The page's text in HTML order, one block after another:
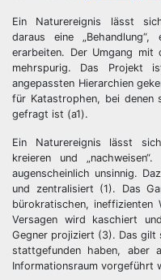
Ein Naturereignis lässt
daraus eine
erarbeiten. Der Umgang
mehrspurig. Das Projekt
angepassten Hierarchien
für Katastrophen, bei denen
gefragt ist (a1).
Ein Naturereignis lässt
kreieren und
augenscheinlich unsinnig.
und zentralisiert (1). Das
bürokratischen,
Versagen wird kaschiert
Gegner projiziert (3). Das gilt
stattgefunden haben, aber
Informationsraum vorgeführt